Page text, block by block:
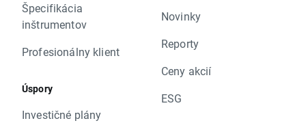
Špecifikácia
inštrumentov
Profesionálny klient
Úspory
Investičné plány
Novinky
Reporty
Ceny akcií
ESG